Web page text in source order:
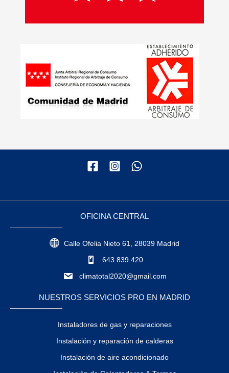
OFICINA CENTRAL
Calle Ofelia Nieto 61, 28039 Madrid
643 839 420
climatotal2020@gmail.com
NUESTROS SERVICIOS PRO EN MADRID
Instaladores de gas y reparaciones
Instalación y reparación de calderas
Instalación de aire acondicionado